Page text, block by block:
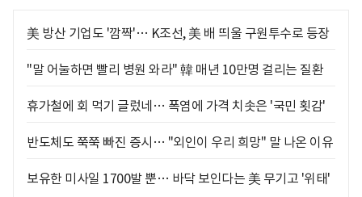
美 방산 기업도 '깜짝'… K조선, 美 배 띄울 구원투수로 등장
"말 어눌하면 빨리 병원 와라" 韓 매년 10만명 걸리는 질환
휴가철에 회 먹기 글렀네… 폭염에 가격 치솟은 '국민 횟감'
반도체도 쭉쭉 빠진 증시… "외인이 우리 희망" 말 나온 이유
보유한 미사일 1700발 뿐… 바닥 보인다는 美 무기고 '위태'